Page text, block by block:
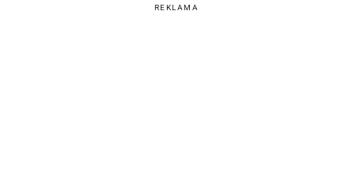
REKLAMA